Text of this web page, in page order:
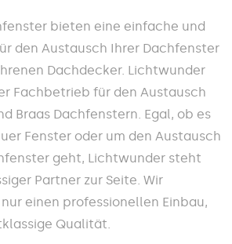
bieten eine einfache und
den Austausch Ihrer Dachfenster
Dachdecker. Lichtwunder
Fachbetrieb für den Austausch
Braas Dachfenstern. Egal, ob es
Fenster oder um den Austausch
geht, Lichtwunder steht
Partner zur Seite. Wir
einen professionellen Einbau,
Qualität.